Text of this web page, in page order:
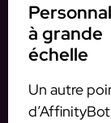
à grande
échelle
Un autre